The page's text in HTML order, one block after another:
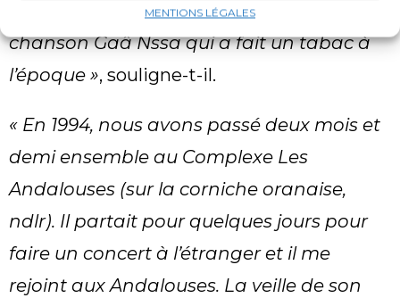
MENTIONS LÉGALES
début des années 1990. Il a chanté la
chanson Gaâ Nssa qui a fait un tabac à
l’époque », souligne-t-il.
« En 1994, nous avons passé deux mois et
demi ensemble au Complexe Les
Andalouses (sur la corniche oranaise,
ndlr). Il partait pour quelques jours pour
faire un concert à l’étranger et il me
rejoint aux Andalouses. La veille de son